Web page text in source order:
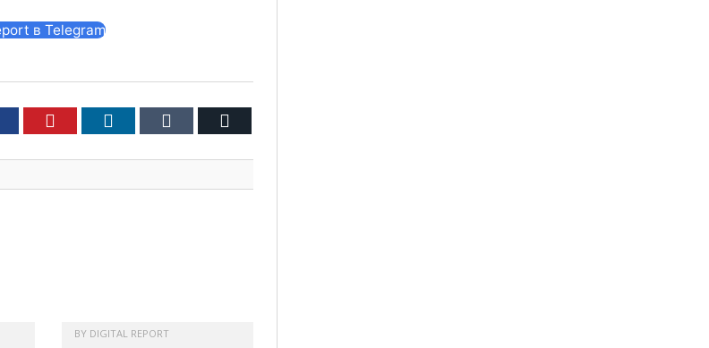
в Telegram
Facebook Pinterest LinkedIn Tumblr
BY DIGITAL REPORT